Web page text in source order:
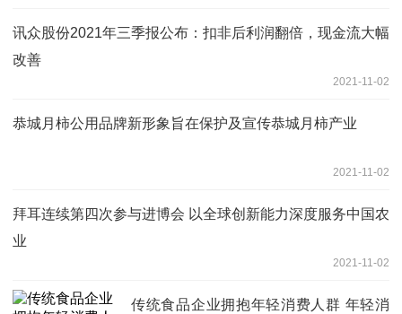
讯众股份2021年三季报公布：扣非后利润翻倍，现金流大幅
改善
2021-11-02
恭城月柿公用品牌新形象旨在保护及宣传恭城月柿产业
2021-11-02
拜耳连续第四次参与进博会 以全球创新能力深度服务中国农
业
2021-11-02
传统食品企业拥抱年轻消费人群 年轻消